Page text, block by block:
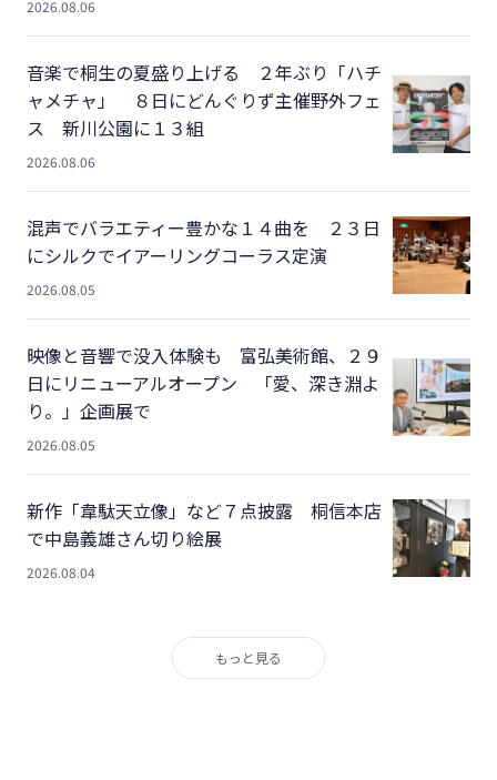
2026.08.06
音楽で桐生の夏盛り上げる ２年ぶり「ハチ
ャメチャ」 ８日にどんぐりず主催野外フェ
ス 新川公園に１３組
2026.08.06
混声でバラエティー豊かな１４曲を ２３日
にシルクでイアーリングコーラス定演
2026.08.05
映像と音響で没入体験も 富弘美術館、２９
日にリニューアルオープン 「愛、深き淵よ
り。」企画展で
2026.08.05
新作「韋駄天立像」など７点披露 桐信本店
で中島義雄さん切り絵展
2026.08.04
もっと見る